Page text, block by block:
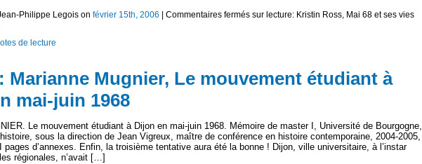
Philippe Legois on février 15th, 2006 Commentaires fermés sur lecture: Kristin Ross, Mai 68 et ses vies
de lecture
Marianne Mugnier, Le mouvement étudiant à
mai-juin 1968
Le mouvement étudiant à Dijon en mai-juin 1968. Mémoire de master I, Université de Bourgogne,
sous la direction de Jean Vigreux, maître de conférence en histoire contemporaine, 2004-2005,
pages d’annexes. Enfin, la troisième tentative aura été la bonne ! Dijon, ville universitaire, à l’instar
régionales, n’avait […]